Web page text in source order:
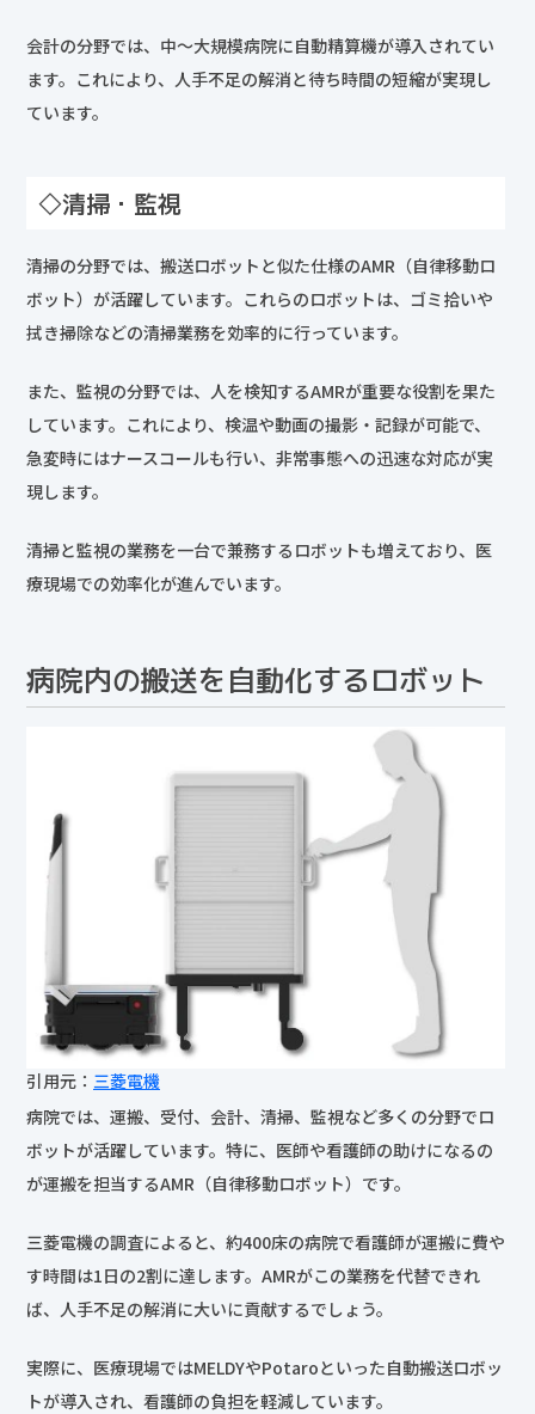
会計の分野では、中〜大規模病院に自動精算機が導入されてい
ます。これにより、人手不足の解消と待ち時間の短縮が実現し
ています。
◇清掃・監視
清掃の分野では、搬送ロボットと似た仕様のAMR（自律移動ロ
ボット）が活躍しています。これらのロボットは、ゴミ拾いや
拭き掃除などの清掃業務を効率的に行っています。
また、監視の分野では、人を検知するAMRが重要な役割を果た
しています。これにより、検温や動画の撮影・記録が可能で、
急変時にはナースコールも行い、非常事態への迅速な対応が実
現します。
清掃と監視の業務を一台で兼務するロボットも増えており、医
療現場での効率化が進んでいます。
病院内の搬送を自動化するロボット
引用元： 三菱電機
病院では、運搬、受付、会計、清掃、監視など多くの分野でロ
ボットが活躍しています。特に、医師や看護師の助けになるの
が運搬を担当するAMR（自律移動ロボット）です。
三菱電機の調査によると、約400床の病院で看護師が運搬に費や
す時間は1日の2割に達します。AMRがこの業務を代替できれ
ば、人手不足の解消に大いに貢献するでしょう。
実際に、医療現場ではMELDYやPotaroといった自動搬送ロボッ
トが導入され、看護師の負担を軽減しています。